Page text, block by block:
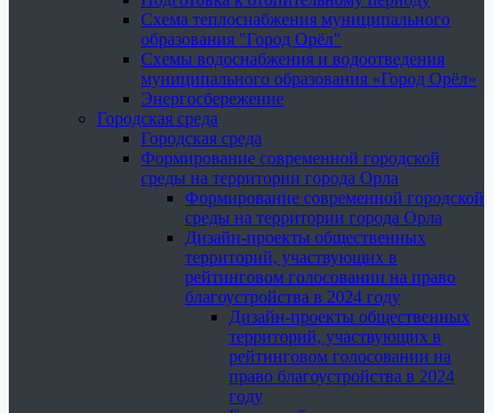
Схема теплоснабжения муниципального
образования "Город Орёл"
Схемы водоснабжения и водоотведения
муниципального образования «Город Орёл»
Энергосбережение
Городская среда
Городская среда
Формирование современной городской
среды на территории города Орла
Формирование современной городской
среды на территории города Орла
Дизайн-проекты общественных
территорий, участвующих в
рейтинговом голосовании на право
благоустройства в 2024 году
Дизайн-проекты общественных
территорий, участвующих в
рейтинговом голосовании на
право благоустройства в 2024
году